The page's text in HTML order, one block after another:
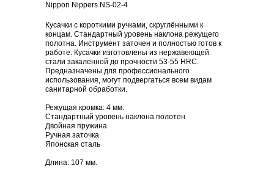
Nippon Nippers NS-02-4
Кусачки с короткими ручками, скруглёнными к
концам. Стандартный уровень наклона режущего
полотна. Инструмент заточен и полностью готов к
работе. Кусачки изготовлены из нержавеющей
стали закаленной до прочности 53-55 HRC.
Предназначены для профессионального
использования, могут подвергаться всем видам
санитарной обработки.
Режущая кромка: 4 мм.
Стандартный уровень наклона полотен
Двойная пружина
Ручная заточка
Японская сталь
Длина: 107 мм.